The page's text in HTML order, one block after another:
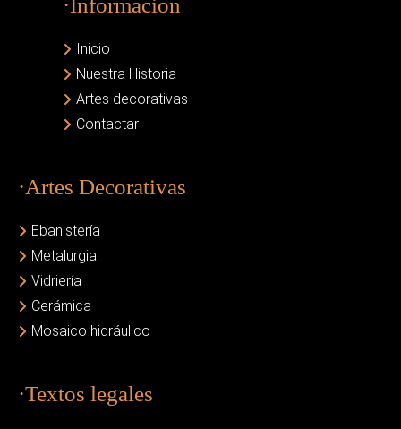
·Información
Inicio
Nuestra Historia
Artes decorativas
Contactar
·Artes Decorativas
Ebanistería
Metalurgia
Vidriería
Cerámica
Mosaico hidráulico
·Textos legales